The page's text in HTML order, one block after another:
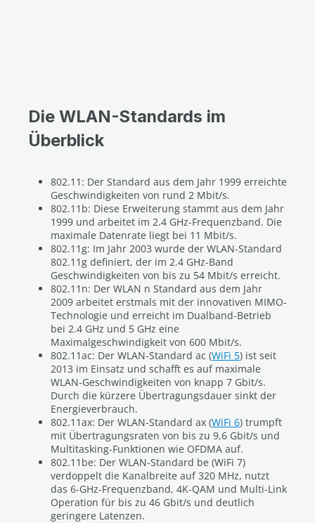
Die WLAN-Standards im
Überblick
802.11: Der Standard aus dem Jahr 1999 erreichte
Geschwindigkeiten von rund 2 Mbit/s.
802.11b: Diese Erweiterung stammt aus dem Jahr
1999 und arbeitet im 2.4 GHz-Frequenzband. Die
maximale Datenrate liegt bei 11 Mbit/s.
802.11g: Im Jahr 2003 wurde der WLAN-Standard
802.11g definiert, der im 2.4 GHz-Band
Geschwindigkeiten von bis zu 54 Mbit/s erreicht.
802.11n: Der WLAN n Standard aus dem Jahr
2009 arbeitet erstmals mit der innovativen MIMO-
Technologie und erreicht im Dualband-Betrieb
bei 2.4 GHz und 5 GHz eine
Maximalgeschwindigkeit von 600 Mbit/s.
802.11ac: Der WLAN-Standard ac (WiFi 5) ist seit
2013 im Einsatz und schafft es auf maximale
WLAN-Geschwindigkeiten von knapp 7 Gbit/s.
Durch die kürzere Übertragungsdauer sinkt der
Energieverbrauch.
802.11ax: Der WLAN-Standard ax (WiFi 6) trumpft
mit Übertragungsraten von bis zu 9,6 Gbit/s und
Multitasking-Funktionen wie OFDMA auf.
802.11be: Der WLAN-Standard be (WiFi 7)
verdoppelt die Kanalbreite auf 320 MHz, nutzt
das 6-GHz-Frequenzband, 4K-QAM und Multi-Link
Operation für bis zu 46 Gbit/s und deutlich
geringere Latenzen.